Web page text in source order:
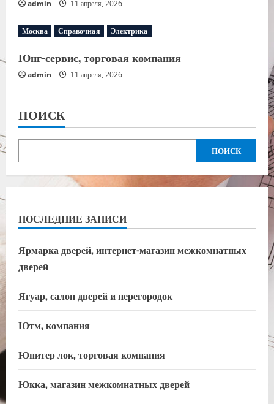
admin 11 апреля, 2026
Москва Справочная Электрика
Юнг-сервис, торговая компания
admin 11 апреля, 2026
ПОИСК
ПОИСК
ПОСЛЕДНИЕ ЗАПИСИ
Ярмарка дверей, интернет-магазин межкомнатных
дверей
Ягуар, салон дверей и перегородок
Ютм, компания
Юпитер лок, торговая компания
Юкка, магазин межкомнатных дверей